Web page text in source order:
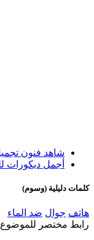
شاهد فنون
أجمل ديكورات
كلمات دليلية (وسوم)
هاتف جوال ضد الماء
رابط مختصر للموضوع